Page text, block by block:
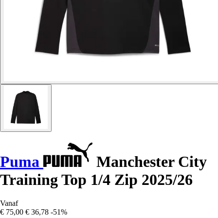
Puma
Manchester City
Training Top 1/4 Zip 2025/26
Vanaf
€ 75,00 € 36,78 -51%